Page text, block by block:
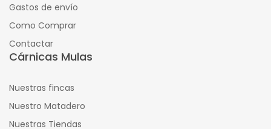
Gastos de envío
Como Comprar
Contactar
Cárnicas Mulas
Nuestras fincas
Nuestro Matadero
Nuestras Tiendas